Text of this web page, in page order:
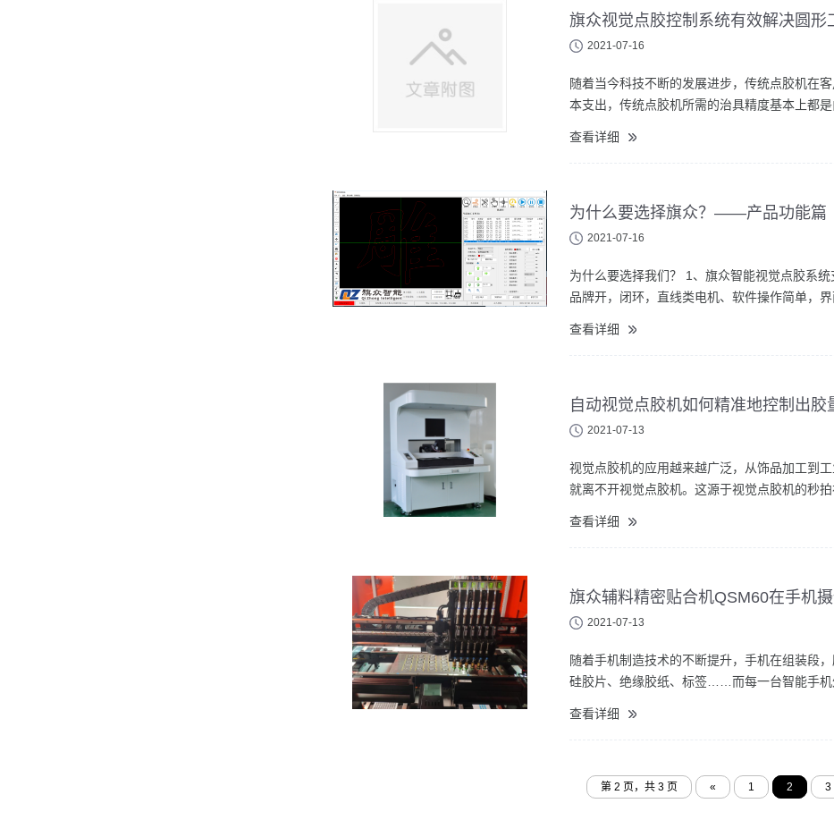
旗众视觉点胶控制系统有效解决圆形
2021-07-16
随着当今科技不断的发展进步，传统点胶机在
本支出，传统点胶机所需的治具精度基本上都
查看详细
为什么要选择旗众？——产品功能篇
2021-07-16
为什么要选择我们？ 1、旗众智能视觉点胶系
品牌开，闭环，直线类电机、软件操作简单，
查看详细
自动视觉点胶机如何精准地控制出胶
2021-07-13
视觉点胶机的应用越来越广泛，从饰品加工到
就离不开视觉点胶机。这源于视觉点胶机的秒
查看详细
旗众辅料精密贴合机QSM60在手机
2021-07-13
随着手机制造技术的不断提升，手机在组装段
硅胶片、绝缘胶纸、标签……而每一台智能手
查看详细
第 2 页，共 3 页 « 1 2 3